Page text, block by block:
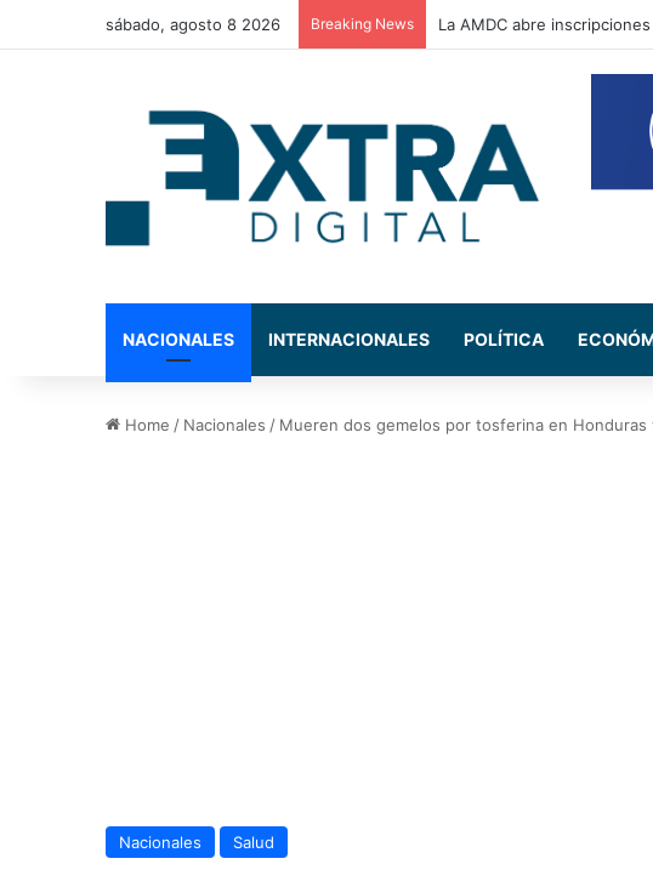
sábado, agosto 8 2026 Breaking News Congreso Nacional
NACIONALES INTERNACIONALES POLÍTICA
Home / Nacionales / Mueren dos gemelos por tosferina en Honduras
Nacionales Salud